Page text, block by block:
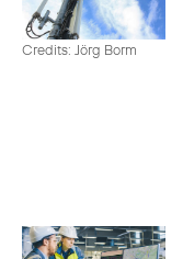
Credits: Jörg Borm